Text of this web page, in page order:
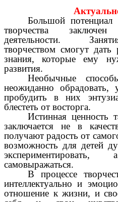
Большой потенциал
творчества
деятельности.
творчеством смогут
знания, которые ему
развития.
Необычные
неожиданно обрадовать,
пробудить в них
блестеть от восторга.
Истинная ценность
заключается не в
получают радость от
возможность для детей
самовыражаться.
В процессе
интеллектуально и
отношение к жизни, и